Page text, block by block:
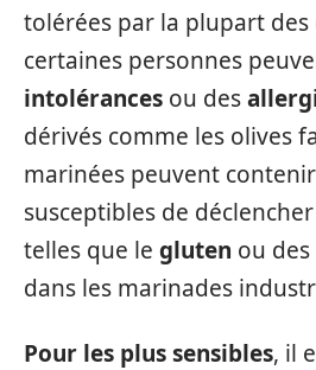
tolérées par la plupart
certaines personnes
intolérances ou des
dérivés comme les olives
marinées peuvent
susceptibles de
telles que le gluten ou
dans les marinades
Pour les plus sensibles, il